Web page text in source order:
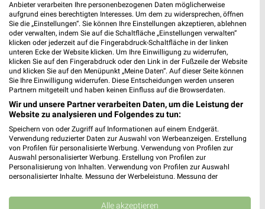
City-Polster Trier
Koblenzer Str. 5
54293 Trier – Quint
Heute 10:00 - 16:00 Uhr | Öffnet in 46 Min.
554,73 km
Premium Schreinerei Bauer Lebach
Rennbahnstrasse 1
66822 Lebach
572,01 km
JYSK St. Wendel
Anbieter verarbeiten Ihre personenbezogenen Daten möglicherweise
aufgrund eines berechtigten Interesses. Um dem zu widersprechen, öffnen
Sie die „Einstellungen“. Sie können Ihre Einstellungen akzeptieren, ablehnen
oder verwalten, indem Sie auf die Schaltfläche „Einstellungen verwalten“
klicken oder jederzeit auf die Fingerabdruck-Schaltfläche in der linken
unteren Ecke der Website klicken. Um Ihre Einwilligung zu widerrufen,
klicken Sie auf den Fingerabdruck oder den Link in der Fußzeile der Website
und klicken Sie auf den Menüpunkt „Meine Daten“. Auf dieser Seite können
Sie Ihre Einwilligung widerrufen. Diese Entscheidungen werden unseren
Partnern mitgeteilt und haben keinen Einfluss auf die Browserdaten.
Wir und unsere Partner verarbeiten Daten, um die Leistung der
Website zu analysieren und Folgendes zu tun:
Speichern von oder Zugriff auf Informationen auf einem Endgerät.
Verwendung reduzierter Daten zur Auswahl von Werbeanzeigen. Erstellung
von Profilen für personalisierte Werbung. Verwendung von Profilen zur
Auswahl personalisierter Werbung. Erstellung von Profilen zur
Personalisierung von Inhalten. Verwendung von Profilen zur Auswahl
personalisierter Inhalte. Messung der Werbeleistung. Messung der
Kombinationen von Daten aus verschiedenen Quellen. Entwicklung und
Verbesserung der Angebote. Verwendung reduzierter Daten zur Auswahl
Alle akzeptieren